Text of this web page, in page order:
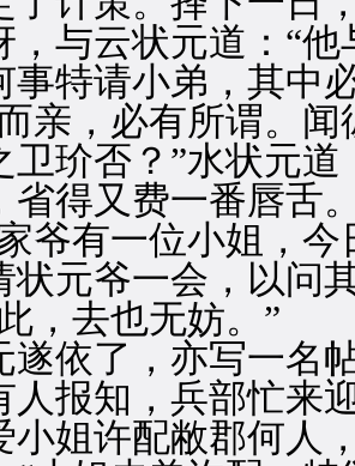
，与云状元道：“
事特请小弟，其中
亲，必有所谓。
卫玠否？”水状元
省得又费一番唇舌
爷有一位小姐，
状元爷一会，以问
，去也无妨。”
了，亦写一名帖
人报知，兵部忙来
小姐许配敝郡何人